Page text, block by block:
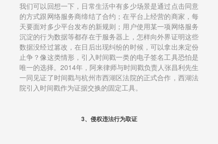
我们可以回想一下，日常生活中有多少场景是通过点击同意
的方式跟网络服务商缔结了合约；在平台上经营的商家，每
天要面对多少平台发布的新规则；用户使用某一项网络服务
沉淀的行为数据等都存在于服务器上，怎样向外界证明这些
数据没经过篡改，在日后出现纠纷的时候，可以拿出来定份
止争？像这类情形，引入时间戳一类的电子签名工具恐怕是
唯一的选择。2014年，阿来律师与时间戳负责人张昌利先生
一同见证了时间戳与杭州市西湖区法院的正式合作，西湖法
院引入时间戳作为证据交换的固定工具。
3、侵权违法行为取证